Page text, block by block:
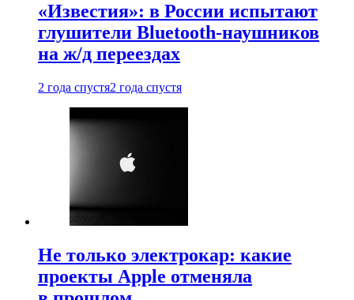
«Известия»: в России испытают
глушители Bluetooth-наушников
на ж/д переездах
2 года спустя2 года спустя
Не только электрокар: какие
проекты Apple отменяла